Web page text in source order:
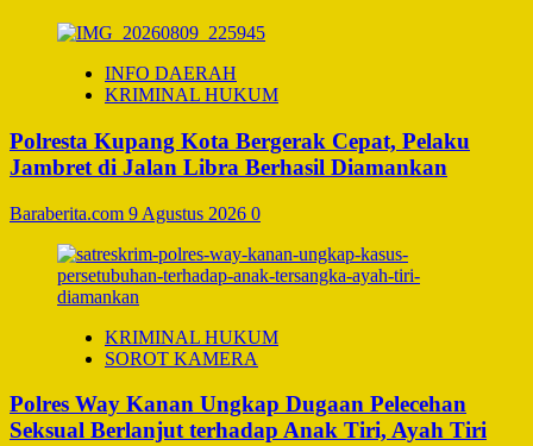
INFO DAERAH
KRIMINAL HUKUM
Polresta Kupang Kota Bergerak Cepat, Pelaku
Jambret di Jalan Libra Berhasil Diamankan
Baraberita.com 9 Agustus 2026 0
KRIMINAL HUKUM
SOROT KAMERA
Polres Way Kanan Ungkap Dugaan Pelecehan
Seksual Berlanjut terhadap Anak Tiri, Ayah Tiri